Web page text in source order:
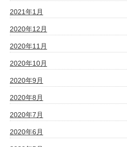
2021年1月
2020年12月
2020年11月
2020年10月
2020年9月
2020年8月
2020年7月
2020年6月